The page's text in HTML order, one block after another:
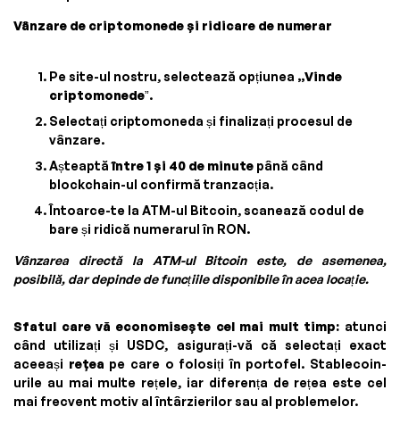
Vânzare de criptomonede și ridicare de numerar
Pe site-ul nostru, selectează opțiunea „Vinde
criptomonede”.
Selectați criptomoneda și finalizați procesul de
vânzare.
Așteaptăîntre 1 și 40 de minute până când
blockchain-ul confirmă tranzacția.
Întoarce-te la ATM-ul Bitcoin, scanează codul de
bare și ridică numerarul în RON.
Vânzarea directă la ATM-ul Bitcoin este, de asemenea,
posibilă, dar depinde de funcțiile disponibile în acea locație.
Sfatul care vă economisește cel mai mult timp: atunci
când utilizați și USDC, asigurați-vă că selectați exact
aceeași rețea pe care o folosiți în portofel. Stablecoin-
urile au mai multe rețele, iar diferența de rețea este cel
mai frecvent motiv al întârzierilor sau al problemelor.